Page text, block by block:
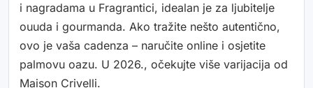
i nagradama u Fragrantici, idealan je za ljubitelje
ouuda i gourmanda. Ako tražite nešto autentično,
ovo je vaša cadenza – naručite online i osjetite
palmovu oazu. U 2026., očekujte više varijacija od
Maison Crivelli.